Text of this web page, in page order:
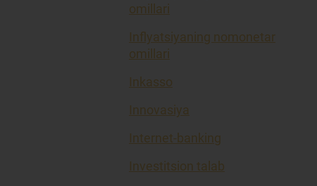
omillari
Inflyatsiyaning nomonetar
omillari
Inkasso
Innovasiya
Internet-banking
Investitsion talab